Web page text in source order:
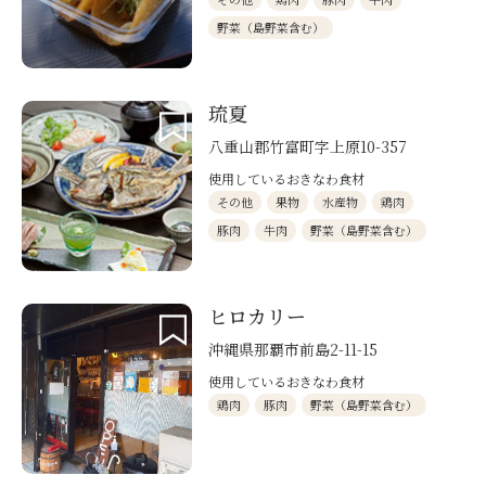
野菜（島野菜含む）
琉夏
八重山郡竹富町字上原10-357
使用しているおきなわ食材
その他 果物 水産物
鶏肉
豚肉
牛肉 野菜（島野菜含む）
ヒロカリー
沖縄県那覇市前島2-11-15
使用しているおきなわ食材
鶏肉 豚肉 野菜（島野菜含む）